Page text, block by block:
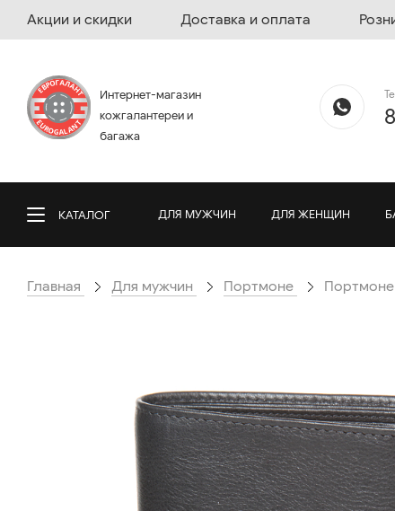
Акции и скидки Доставка и оплата
Интернет-магазин
кожгалантереи и
багажа
КАТАЛОГ ДЛЯ МУЖЧИН ДЛЯ ЖЕНЩИН
Главная Для мужчин Портмоне Портмоне